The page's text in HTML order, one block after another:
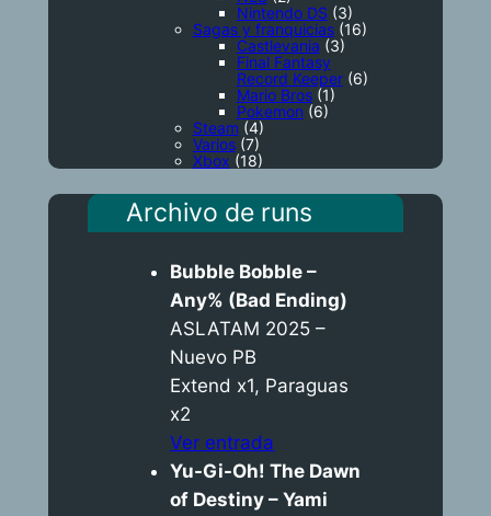
Nintendo DS (3)
Sagas y franquicias(16)
Castlevania (3)
Final Fantasy
Record Keeper(6)
Mario Bros(1)
Pokemon (6)
Steam (4)
Varios(7)
Xbox (18)
Archivo de runs
Bubble Bobble –
Any% (Bad Ending)
ASLATAM 2025 –
Nuevo PB
Extend x1, Paraguas
x2
Ver entrada
Yu-Gi-Oh! The Dawn
of Destiny – Yami